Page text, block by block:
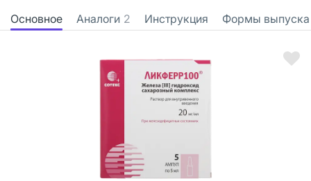
Основное Аналоги 2 Инструкция Формы выпуска